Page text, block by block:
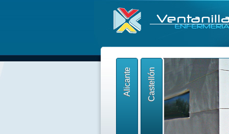
Alicante Castellón